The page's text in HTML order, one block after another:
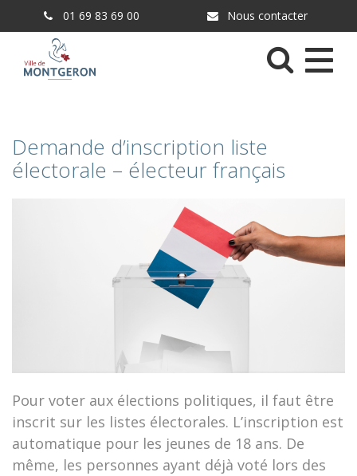
01 69 83 69 00 Nous contacter
Menu
Demande d’inscription liste
électorale – électeur français
Pour voter aux élections politiques, il faut être
inscrit sur les listes électorales. L’inscription est
automatique pour les jeunes de 18 ans. De
même, les personnes ayant déjà voté lors des